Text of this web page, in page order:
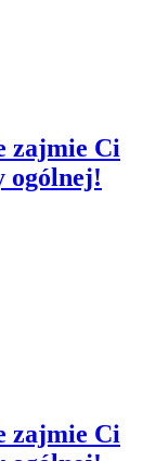
zajmie Ci
ogólnej!
zajmie Ci